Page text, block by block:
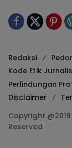
Redaksi
Kode Etik
Perlindungan
Disclaimer
Copyright
Reserved